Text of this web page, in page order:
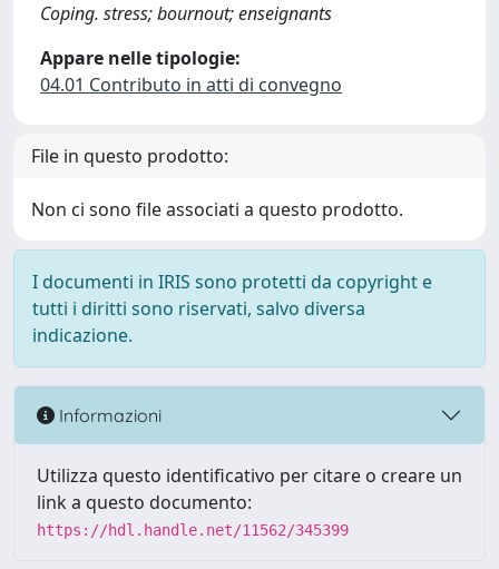
Coping. stress; bournout; enseignants
Appare nelle tipologie:
04.01 Contributo in atti di convegno
File in questo prodotto:
Non ci sono file associati a questo prodotto.
I documenti in IRIS sono protetti da copyright e
tutti i diritti sono riservati, salvo diversa
indicazione.
Informazioni
Utilizza questo identificativo per citare o creare un
link a questo documento:
https://hdl.handle.net/11562/345399